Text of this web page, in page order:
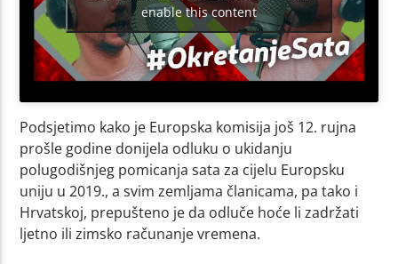
enable this content
Podsjetimo kako je Europska komisija još 12. rujna
prošle godine donijela odluku o ukidanju
polugodišnjeg pomicanja sata za cijelu Europsku
uniju u 2019., a svim zemljama članicama, pa tako i
Hrvatskoj, prepušteno je da odluče hoće li zadržati
ljetno ili zimsko računanje vremena.